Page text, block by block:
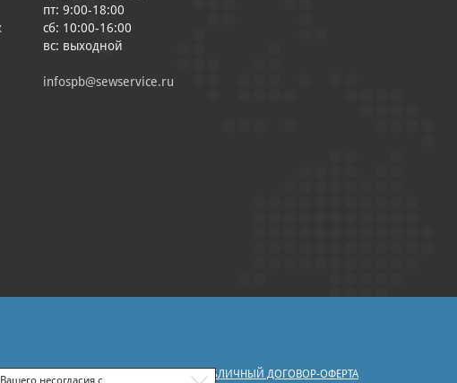
пт: 9:00-18:00
сб: 10:00-16:00
вс: выходной
infospb@sewservice.ru
ПЕРСОНАЛЬНЫХ ДАННЫХ | ПУБЛИЧНЫЙ ДОГОВОР-ОФЕРТА
несогласия с